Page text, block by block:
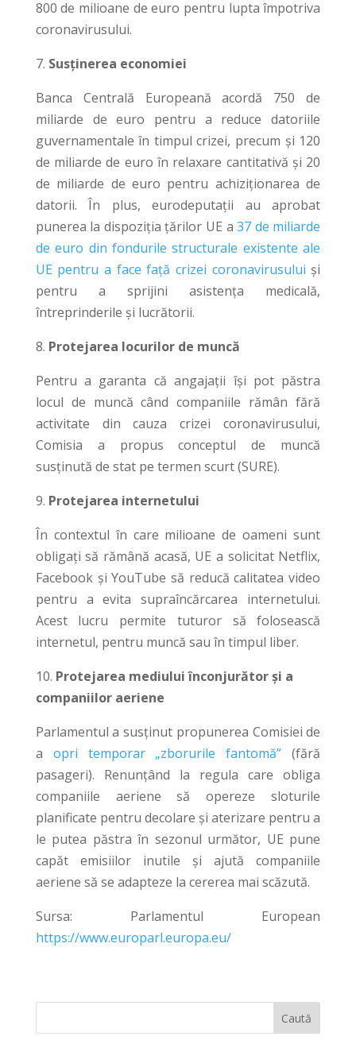
800 de milioane de euro pentru lupta împotriva
coronavirusului.
7. Susținerea economiei
Banca Centrală Europeană acordă 750 de
miliarde de euro pentru a reduce datoriile
guvernamentale în timpul crizei, precum și 120
de miliarde de euro în relaxare cantitativă și 20
de miliarde de euro pentru achiziționarea de
datorii. În plus, eurodeputații au aprobat
punerea la dispoziția țărilor UE a37 de miliarde
de euro din fondurile structurale existente ale
UE pentru a face față crizei coronavirusului și
pentru a sprijini asistența medicală,
întreprinderile și lucrătorii.
8. Protejarea locurilor de muncă
Pentru a garanta că angajații își pot păstra
locul de muncă când companiile rămân fără
activitate din cauza crizei coronavirusului,
Comisia a propus conceptul de muncă
susținută de stat pe termen scurt (SURE).
9. Protejarea internetului
În contextul în care milioane de oameni sunt
obligați să rămână acasă, UE a solicitat Netflix,
Facebook și YouTube să reducă calitatea video
pentru a evita supraîncărcarea internetului.
Acest lucru permite tuturor să folosească
internetul, pentru muncă sau în timpul liber.
10. Protejarea mediului înconjurător și a
companiilor aeriene
Parlamentul a susținut propunerea Comisiei de
a opri temporar „zborurile fantomă” (fără
pasageri). Renunțând la regula care obliga
companiile aeriene să opereze sloturile
planificate pentru decolare și aterizare pentru a
le putea păstra în sezonul următor, UE pune
capăt emisiilor inutile și ajută companiile
aeriene să se adapteze la cererea mai scăzută.
Sursa: Parlamentul European
https://www.europarl.europa.eu/
Caută